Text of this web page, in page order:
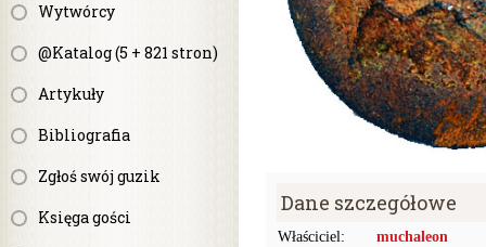
Wytwórcy
@Katalog (5 + 821 stron)
Artykuły
Bibliografia
Zgłoś swój guzik
Księga gości
Dane szczegółowe
Właściciel:
muchaleon